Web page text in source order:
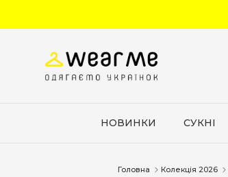
НОВИНКИ СУКНІ
Головна Колекція 2026